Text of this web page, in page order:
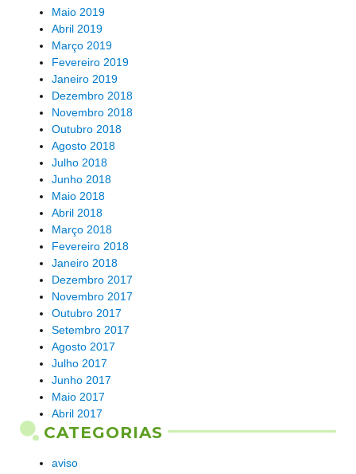
Maio 2019
Abril 2019
Março 2019
Fevereiro 2019
Janeiro 2019
Dezembro 2018
Novembro 2018
Outubro 2018
Agosto 2018
Julho 2018
Junho 2018
Maio 2018
Abril 2018
Março 2018
Fevereiro 2018
Janeiro 2018
Dezembro 2017
Novembro 2017
Outubro 2017
Setembro 2017
Agosto 2017
Julho 2017
Junho 2017
Maio 2017
Abril 2017
CATEGORIAS
aviso